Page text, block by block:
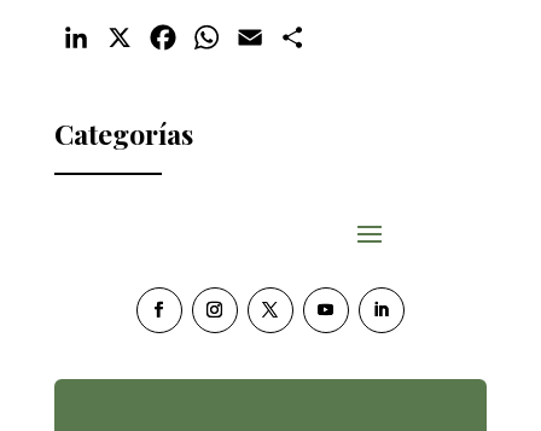
LinkedIn FacebookWhatsApp
Email
Categorías